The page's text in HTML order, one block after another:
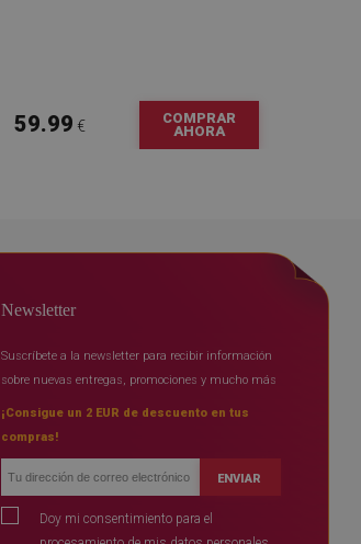
59.99 €
COMPRAR
AHORA
Newsletter
Suscríbete a la newsletter para recibir información
sobre nuevas entregas, promociones y mucho más
¡Consigue un 2 EUR de descuento en tus
compras!
ENVIAR
Doy mi consentimiento para el